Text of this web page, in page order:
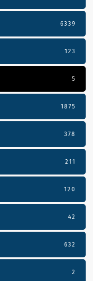
6339
123
5
1875
378
211
120
42
632
2